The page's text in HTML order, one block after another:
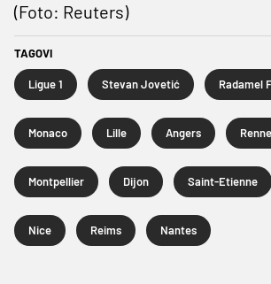
(Foto: Reuters)
TAGOVI
Ligue 1 Stevan Jovetić Radamel
Monaco Lille Angers
Montpellier Dijon Saint-Etienne
Nice Reims Nantes